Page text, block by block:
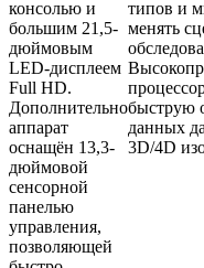
консолью и
большим 21,5-
дюймовым
LED-дисплеем
Full HD.
Дополнительно
аппарат
оснащён 13,3-
дюймовой
сенсорной
панелью
управления,
позволяющей
типов и
менять
быструю
данных
3D/4D